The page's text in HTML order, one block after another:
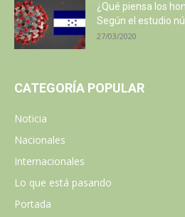
¿Qué piensa los
Según el estudio
27/03/2020
CATEGORÍA POPULAR
Noticia
Nacionales
Internacionales
Lo que está pasando
Portada